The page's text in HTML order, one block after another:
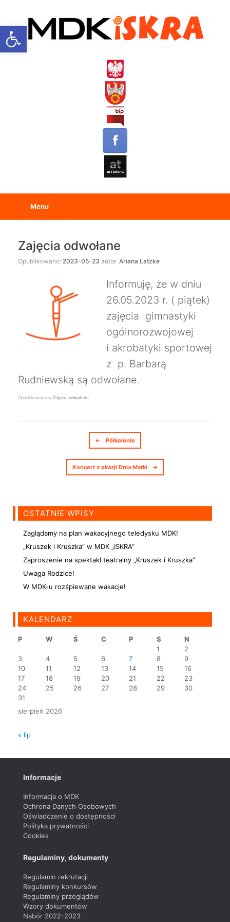
Open toolbar
Menu
Zajęcia odwołane
Opublikowano: 2023-05-23 autor: Ariana Latzke
Informuję, że w dniu
26.05.2023 r. ( piątek)
zajęcia gimnastyki
ogólnorozwojowej
i akrobatyki sportowej
z p. Barbarą
Rudniewską są odwołane.
Opublikowano w Zajęcia odwołane
Nawigacja postów
← Półkolonie
Koncert z okazji Dnia Matki →
OSTATNIE WPISY
Zaglądamy na plan wakacyjnego teledysku MDK!
„Kruszek i Kruszka” w MDK „ISKRA”
Zaproszenie na spektakl teatralny „Kruszek i Kruszka”
Uwaga Rodzice!
W MDK-u rozśpiewane wakacje!
KALENDARZ
sierpień 2026
P W Ś C P S
N
1
2
3
4 5 6 7 8
9
10
11 12 13 14 15
16
17
18 19 20 21 22
23
24
25 26 27 28 29
30
31
« lip
Informacje
Informacja o MDK
Ochrona Danych Osobowych
Oświadczenie o dostępności
Polityka prywatności
Cookies
Regulaminy, dokumenty
Regulamin rekrutacji
Regulaminy konkursów
Regulaminy przeglądów
Wzory dokumentów
Nabór 2022-2023